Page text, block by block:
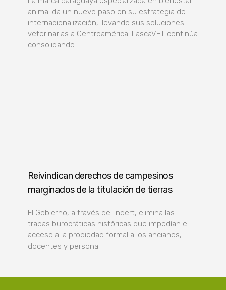
animal da un nuevo paso en su estrategia de
internacionalización, llevando sus soluciones
veterinarias a Centroamérica. LascaVET continúa
consolidando
Reivindican derechos de campesinos
marginados de la titulación de tierras
El Gobierno, a través del Indert, elimina las
trabas burocráticas históricas que impedían el
acceso a la propiedad formal a los ancianos,
docentes y personal